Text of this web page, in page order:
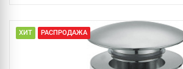
ХИТ РАСПРОДАЖА